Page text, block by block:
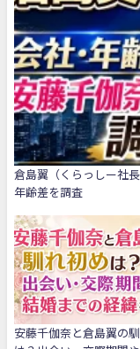
倉島翼（くらっしー社
年齢差を調査
安藤千伽奈と倉島翼の